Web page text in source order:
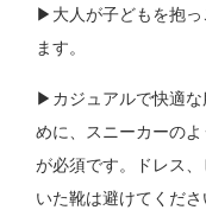
▶︎大人が子どもを抱っ
ます。
▶︎カジュアルで快適な
めに、スニーカーの
が必須です。ドレス
いた靴は避けてくだ